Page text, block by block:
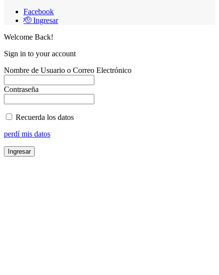
Facebook
🫡 Ingresar
Welcome Back!
Sign in to your account
Nombre de Usuario o Correo Electrónico
Contraseña
Recuerda los datos
perdí mis datos